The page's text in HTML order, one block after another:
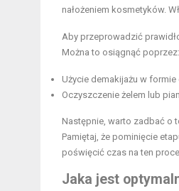
nałożeniem kosmetyków.
Aby przeprowadzić
Można to osiągnąć poprzez:
Użycie demakijażu w
Oczyszczenie żelem lub
Następnie, warto zadbać o
Pamiętaj, że pominięcie
poświęcić czas na ten
Jaka jest